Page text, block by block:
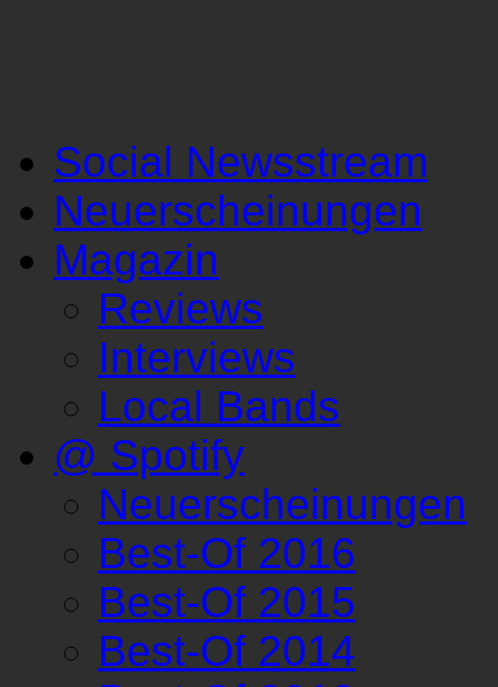
Social Newsstream
Neuerscheinungen
Magazin
Reviews
Interviews
Local Bands
@ Spotify
Neuerscheinungen
Best-Of 2016
Best-Of 2015
Best-Of 2014